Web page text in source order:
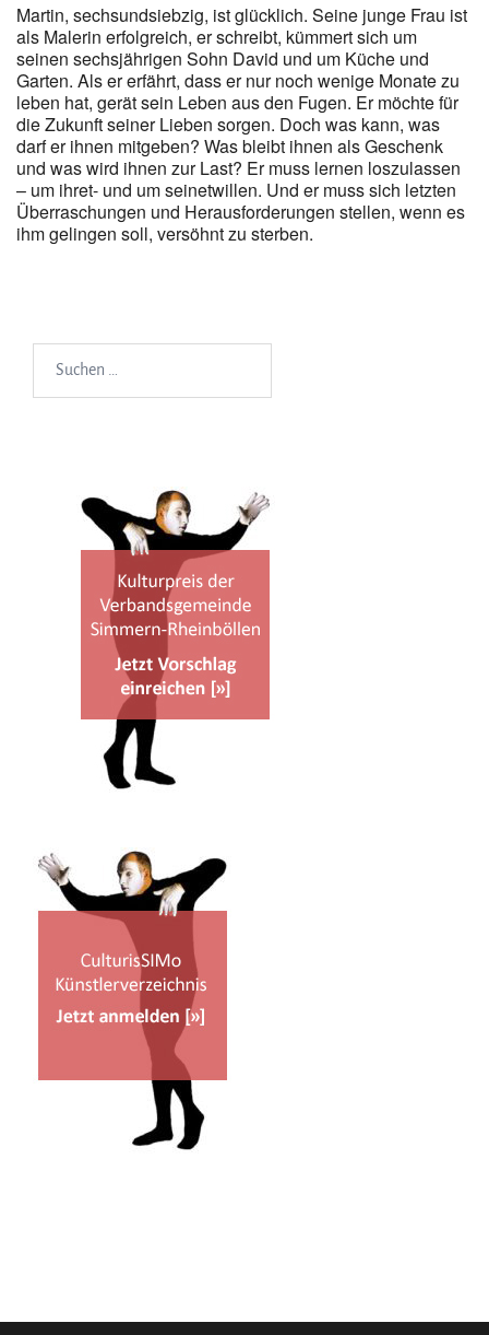
Martin, sechsundsiebzig, ist glücklich. Seine junge Frau ist
als Malerin erfolgreich, er schreibt, kümmert sich um
seinen sechsjährigen Sohn David und um Küche und
Garten. Als er erfährt, dass er nur noch wenige Monate zu
leben hat, gerät sein Leben aus den Fugen. Er möchte für
die Zukunft seiner Lieben sorgen. Doch was kann, was
darf er ihnen mitgeben? Was bleibt ihnen als Geschenk
und was wird ihnen zur Last? Er muss lernen loszulassen
– um ihret- und um seinetwillen. Und er muss sich letzten
Überraschungen und Herausforderungen stellen, wenn es
ihm gelingen soll, versöhnt zu sterben.